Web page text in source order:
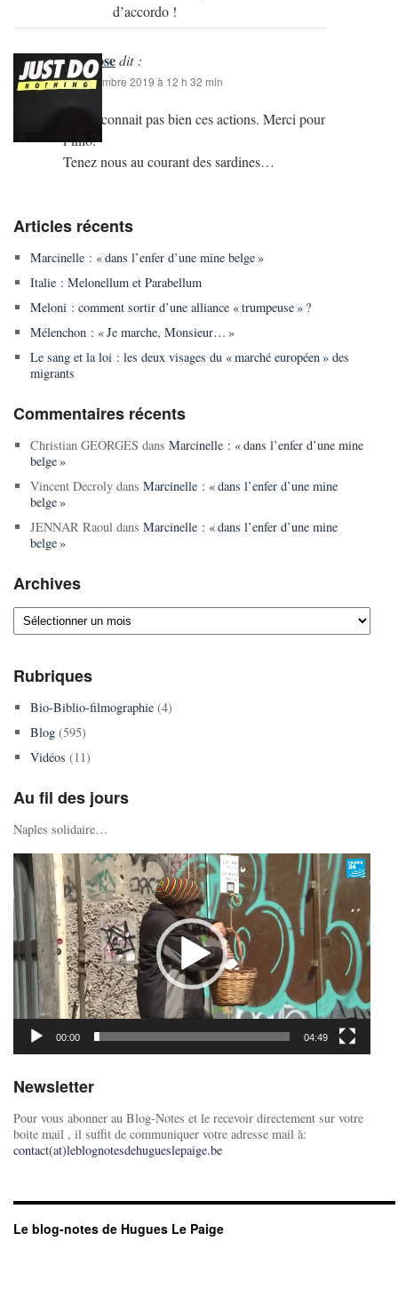
d’accordo !
Reis josedit :
22 novembre 2019 à 12 h 32 min
On ne connait pas bien ces actions. Merci pour
l’info.
Tenez nous au courant des sardines…
Articles récents
Marcinelle : « dans l’enfer d’une mine belge »
Italie : Melonellum et Parabellum
Meloni : comment sortir d’une alliance « trumpeuse » ?
Mélenchon : « Je marche, Monsieur… »
Le sang et la loi : les deux visages du « marché européen » des
migrants
Commentaires récents
Christian GEORGES dans Marcinelle : « dans l’enfer d’une mine
belge »
Vincent Decrolydans Marcinelle : « dans l’enfer d’une mine
belge »
JENNAR Raoul dans Marcinelle : « dans l’enfer d’une mine
belge »
Archives
Archives
Rubriques
Bio-Biblio-filmographie(4)
Blog(595)
Vidéos (11)
Au fil des jours
Naples solidaire…
Lecteur
vidéo
00:00 04:49
Newsletter
Pour vous abonner au Blog-Notes et le recevoir directement sur votre
boite mail , il suffit de communiquer votre adresse mail à:
contact(at)leblognotesdehugueslepaige.be
Le blog-notes de Hugues Le Paige